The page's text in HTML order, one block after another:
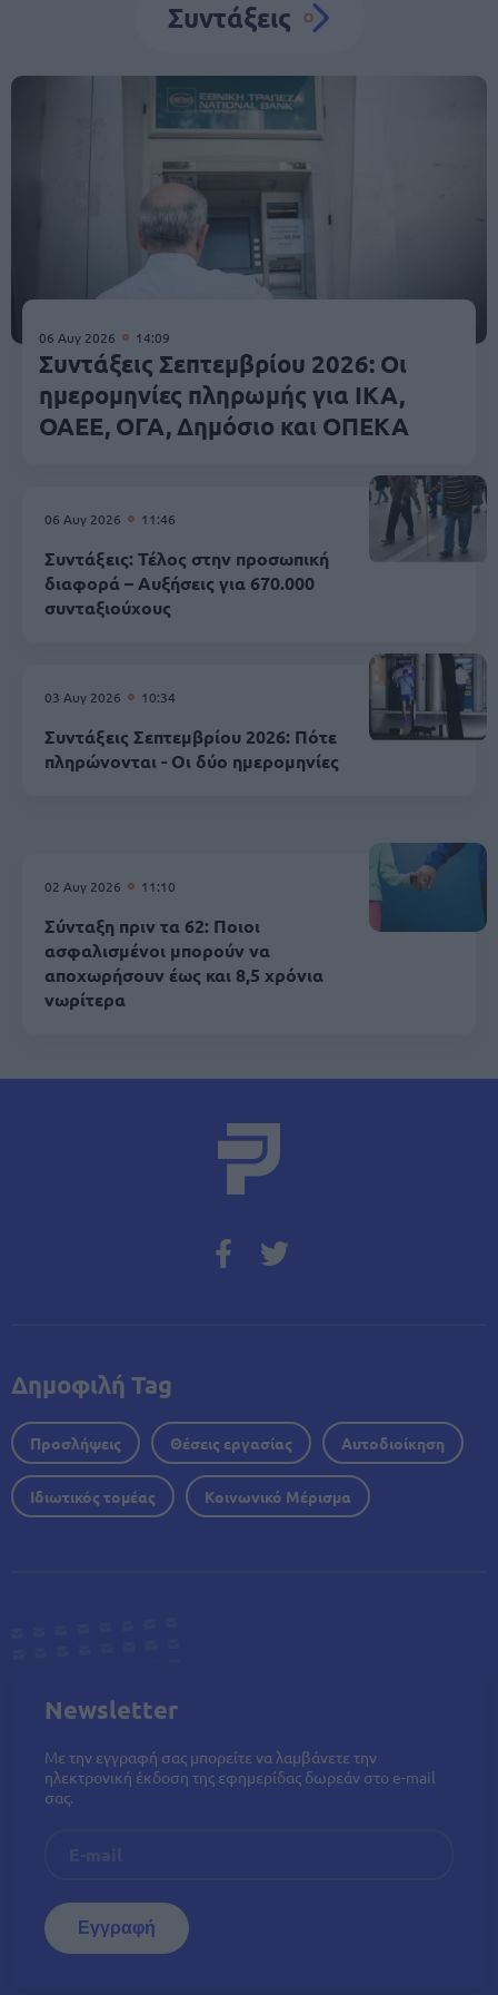
Συντάξεις
06 Αυγ 2026 14:09
Συντάξεις Σεπτεμβρίου 2026: Οι
ημερομηνίες πληρωμής για ΙΚΑ,
ΟΑΕΕ, ΟΓΑ, Δημόσιο και ΟΠΕΚΑ
06 Αυγ 2026 11:46
Συντάξεις: Τέλος στην προσωπική
διαφορά – Αυξήσεις για 670.000
συνταξιούχους
03 Αυγ 2026 10:34
Συντάξεις Σεπτεμβρίου 2026: Πότε
πληρώνονται - Οι δύο ημερομηνίες
02 Αυγ 2026 11:10
Σύνταξη πριν τα 62: Ποιοι
ασφαλισμένοι μπορούν να
αποχωρήσουν έως και 8,5 χρόνια
νωρίτερα
Δημοφιλή Tag
Προσλήψεις Θέσεις εργασίας Αυτοδιοίκηση
Ιδιωτικός τομέας Κοινωνικό Μέρισμα
Newsletter
Με την εγγραφή σας μπορείτε να λαμβάνετε την
ηλεκτρονική έκδοση της εφημερίδας δωρεάν στο e-mail
σας.